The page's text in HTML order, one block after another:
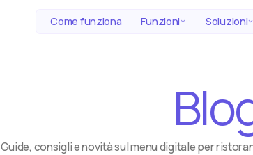
Come funziona Funzioni Soluzioni
Guide, consigli e novità sul menu digitale per